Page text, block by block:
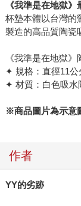
《我準是在地獄
杯墊本體以台灣的
製造的高品質陶瓷
《我準是在地獄》
✦ 規格：直徑11公
✦ 材質：白色吸水
※商品圖片為示意
作者
YY的劣跡